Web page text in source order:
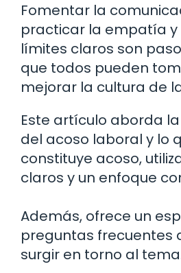
Fomentar la
practicar la empatía
límites claros son
que todos pueden
mejorar la cultura de
Este artículo aborda
del acoso laboral y lo
constituye acoso,
claros y un enfoque
Además, ofrece un
preguntas frecuentes
surgir en torno al